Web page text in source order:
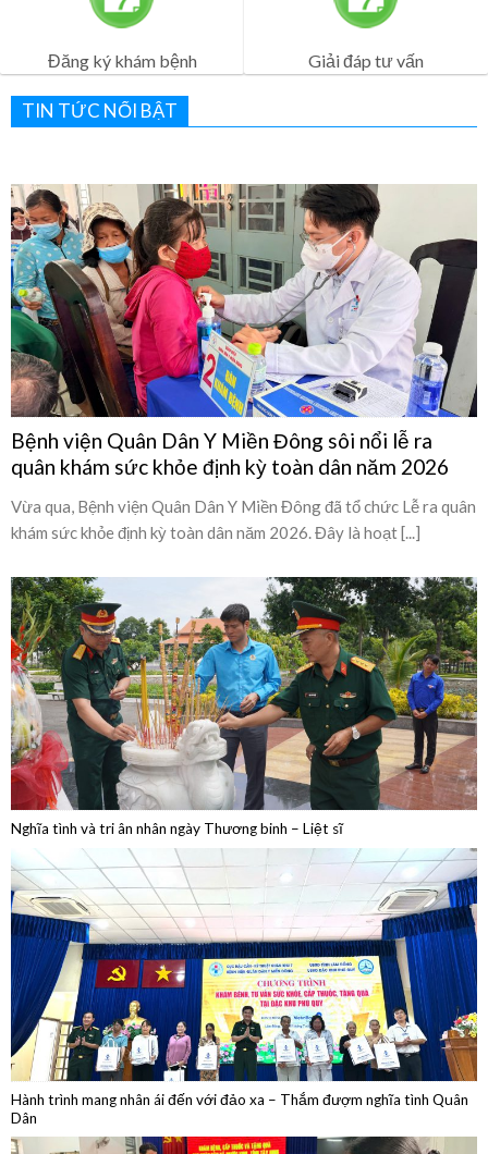
Lịch Khám Bệnh
Đăng ký khám bệnh Giải đáp tư vấn
TIN TỨC NỔI BẬT
Bệnh viện Quân Dân Y Miền Đông sôi nổi lễ ra
quân khám sức khỏe định kỳ toàn dân năm 2026
Vừa qua, Bệnh viện Quân Dân Y Miền Đông đã tổ chức Lễ ra quân
khám sức khỏe định kỳ toàn dân năm 2026. Đây là hoạt [...]
Nghĩa tình và tri ân nhân ngày Thương binh – Liệt sĩ